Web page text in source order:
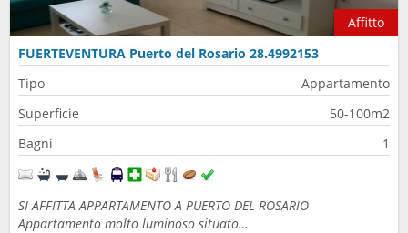
Affitto
FUERTEVENTURA Puerto del Rosario 28.4992153
-13.8702955
Tipo
Appartamento
Superficie
50-100m2
Bagni
1
SI AFFITTA APPARTAMENTO A PUERTO DEL ROSARIO
Appartamento molto luminoso situato…